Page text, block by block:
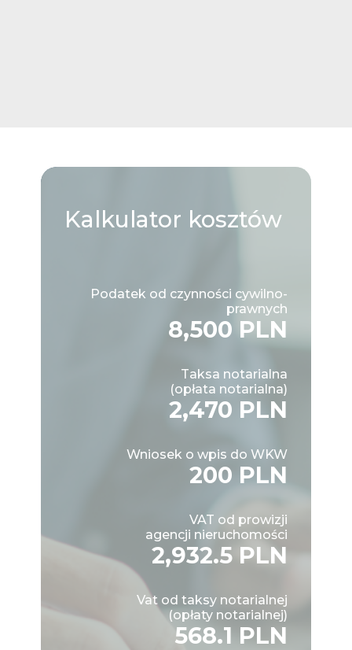
Kalkulator kosztów
Podatek od czynności cywilno-
prawnych
8,500 PLN
Taksa notarialna
(opłata notarialna)
2,470 PLN
Wniosek o wpis do WKW
200 PLN
VAT od prowizji
agencji nieruchomości
2,932.5 PLN
Vat od taksy notarialnej
(opłaty notarialnej)
568.1 PLN